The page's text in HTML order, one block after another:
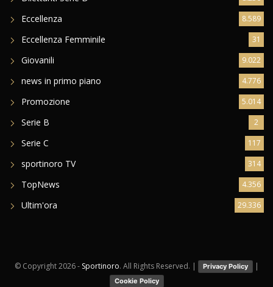
Eccellenza 8.589
Eccellenza Femminile 31
Giovanili 9.022
news in primo piano 4.776
Promozione 5.014
Serie B 2
Serie C 117
sportinoro TV 314
TopNews 4.356
Ultim'ora 29.336
© Copyright2026 - Sportinoro. All Rights Reserved. | Privacy Policy |
Cookie Policy